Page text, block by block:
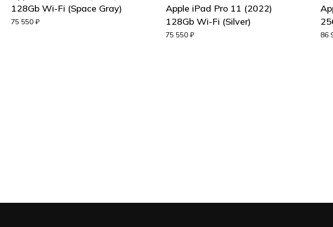
128Gb Wi-Fi (Space Gray)
75 550 ₽
Apple iPad Pro 11 (2022)
128Gb Wi-Fi (Silver)
75 550 ₽ 86